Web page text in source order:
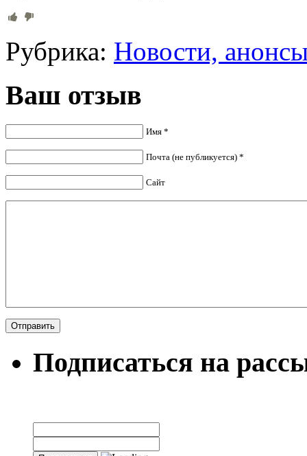
Рубрика: Новости,
Ваш отзыв
Имя *
Почта (не публикуется) *
Сайт
Подписаться на